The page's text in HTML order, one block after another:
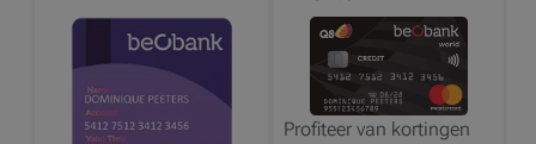
Profiteer van kortingen